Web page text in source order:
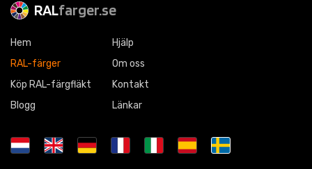
RALfarger.se
Hem
RAL-färger
Köp RAL-färgfläkt
Blogg
Hjälp
Om oss
Kontakt
Länkar